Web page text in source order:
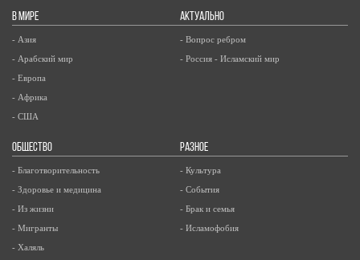
В МИРЕ
- Азия
- Арабский мир
- Европа
- Африка
- США
АКТУАЛЬНО
- Вопрос ребром
- Россия - Исламский мир
ОБЩЕСТВО
- Благотворительность
- Здоровье и медицина
- Из жизни
- Мигранты
- Халяль
РАЗНОЕ
- Культура
- События
- Брак и семья
- Исламофобия